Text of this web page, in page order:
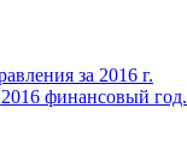
за 2016 г.
финансовый год.